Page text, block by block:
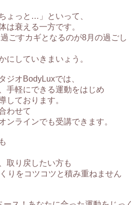
ょっと…」といって、
は衰える一方です。
ごすカギとなるのが8月の過ごし
にしていきまいょう。
ジオBodyLuxでは、
手軽にできる運動をはじめ
しております。
わせて
ンラインでも受講できます。
取り戻したい方も
りをコツコツと積み重ねません